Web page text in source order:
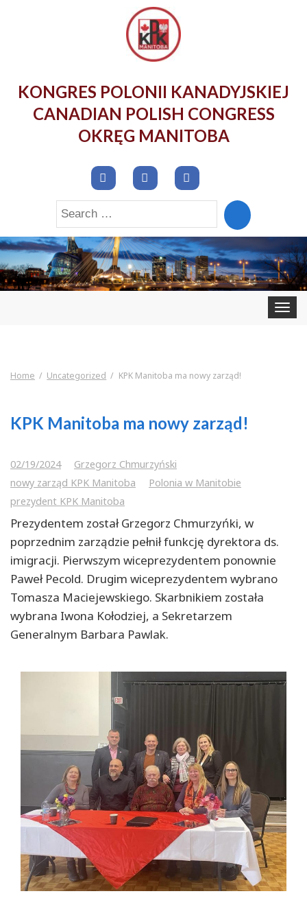
KONGRES POLONII KANADYJSKIEJ
CANADIAN POLISH CONGRESS
OKRĘG MANITOBA
Search
for:
Toggle
Home Uncategorized KPK Manitoba ma nowy zarząd!
KPK Manitoba ma nowy zarząd!
02/19/2024
Grzegorz Chmurzyński
nowy zarząd KPK Manitoba
Polonia w Manitobie
prezydent KPK Manitoba
Prezydentem został Grzegorz Chmurzyńki, w
poprzednim zarządzie pełnił funkcję dyrektora ds.
imigracji. Pierwszym wiceprezydentem ponownie
Paweł Pecold. Drugim wiceprezydentem wybrano
Tomasza Maciejewskiego. Skarbnikiem została
wybrana Iwona Kołodziej, a Sekretarzem
Generalnym Barbara Pawlak.